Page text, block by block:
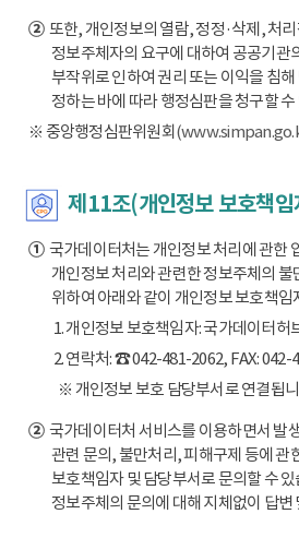
②또한, 개인정보의 열람, 정정·삭제, 처
정보주체자의 요구에 대하여 공공기관
부작위로 인하여 권리 또는 이익을 침
정하는 바에 따라 행정심판을 청구할 수
※ 중앙행정심판위원회
제11조(개인정보 보호책임
①국가데이터처는 개인정보 처리에 관한
개인정보 처리와 관련한 정보주체의 불
위하여 아래와 같이 개인정보 보호책
1. 개인정보 보호책임자: 국가데이터허
2. 연락처: ☎ 042-481-2062, FAX: 042-
※ 개인정보 보호 담당부서로 연결됩
②국가데이터처 서비스를 이용하면서 발
관련 문의, 불만처리, 피해구제 등에 관
보호책임자 및 담당부서로 문의할 수
정보주체의 문의에 대해 지체없이 답변